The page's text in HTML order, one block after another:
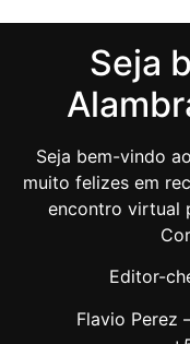
Seja
Seja bem-vindo
muito felizes em
encontro virtual
Editor-
Flavio Perez